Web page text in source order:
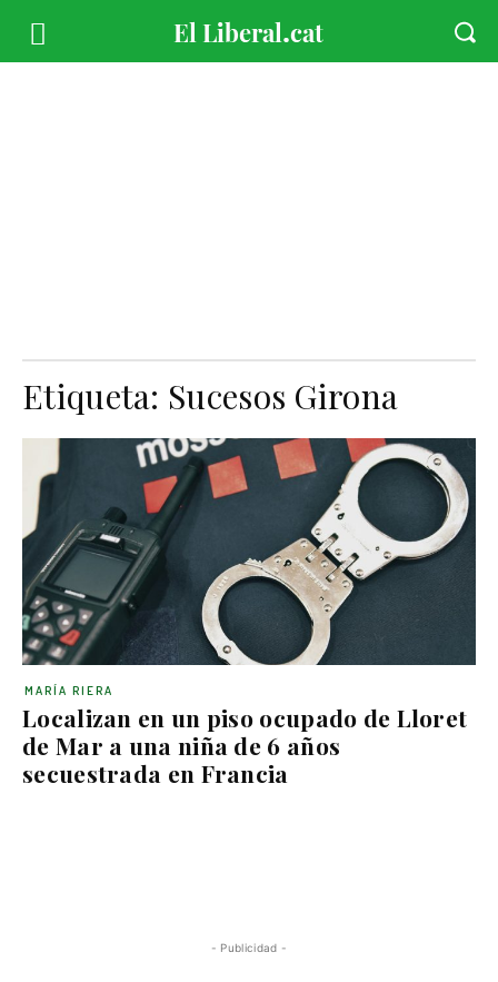
Etiqueta: Sucesos Girona
Localizan en un piso ocupado de Lloret
de Mar a una niña de 6 años
secuestrada en Francia
MARÍA RIERA
- Publicidad -